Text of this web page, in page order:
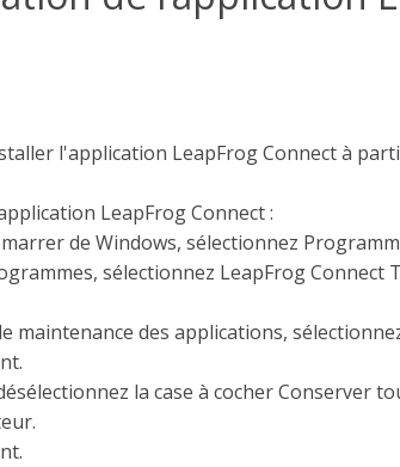
l'application LeapFrog Connect à
LeapFrog Connect :
de Windows, sélectionnez
sélectionnez LeapFrog Connect
maintenance des applications,
la case à cocher Conserver